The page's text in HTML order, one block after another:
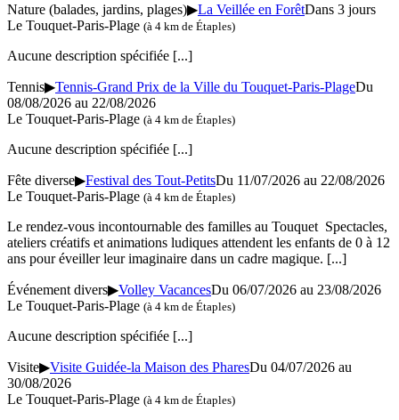
Nature (balades, jardins, plages)▶La Veillée en ForêtDans 3 jours
Le Touquet-Paris-Plage (à 4 km de Étaples)
Aucune description spécifiée [...]
Tennis▶Tennis-Grand Prix de la Ville du Touquet-Paris-PlageDu
08/08/2026 au 22/08/2026
Le Touquet-Paris-Plage (à 4 km de Étaples)
Aucune description spécifiée [...]
Fête diverse▶Festival des Tout-PetitsDu 11/07/2026 au 22/08/2026
Le Touquet-Paris-Plage (à 4 km de Étaples)
Le rendez-vous incontournable des familles au Touquet Spectacles,
ateliers créatifs et animations ludiques attendent les enfants de 0 à 12
ans pour éveiller leur imaginaire dans un cadre magique. [...]
Événement divers▶Volley VacancesDu 06/07/2026 au 23/08/2026
Le Touquet-Paris-Plage (à 4 km de Étaples)
Aucune description spécifiée [...]
Visite▶Visite Guidée-la Maison des PharesDu 04/07/2026 au
30/08/2026
Le Touquet-Paris-Plage (à 4 km de Étaples)